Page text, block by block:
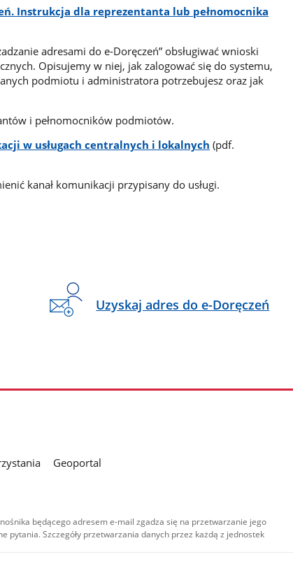
Instrukcja dla reprezentanta lub pełnomocnika
adresami do e-Doręczeń” obsługiwać wnioski
Opisujemy w niej, jak zalogować się do systemu,
podmiotu i administratora potrzebujesz oraz jak
i pełnomocników podmiotów.
w usługach centralnych i lokalnych (pdf.
kanał komunikacji przypisany do usługi.
Uzyskaj adres do e-Doręczeń
Geoportal
będącego adresem e-mail zgadza się na przetwarzanie jego
pytania. Szczegóły przetwarzania danych przez każdą z jednostek